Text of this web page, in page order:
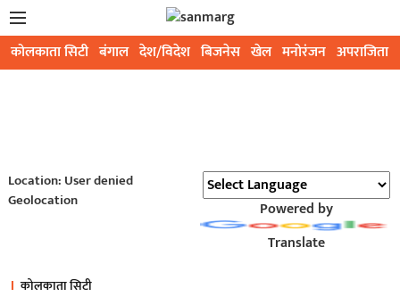
कोलकाता सिटी बंगाल देश/विदेश बिजनेस खेल मनोरंजन अपराजिता
Location: User denied
Geolocation
Powered by
Translate
कोलकाता सिटी